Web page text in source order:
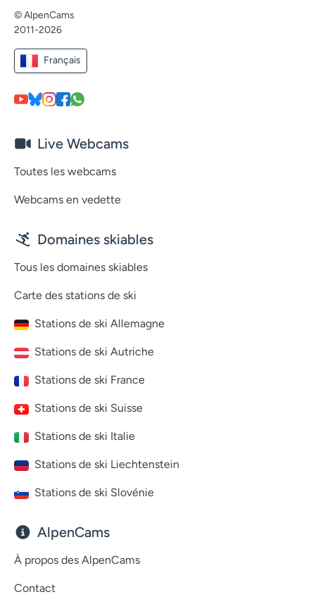
© AlpenCams
2011-2026
Français
Live Webcams
Toutes les webcams
Webcams en vedette
Domaines skiables
Tous les domaines skiables
Carte des stations de ski
Stations de ski Allemagne
Stations de ski Autriche
Stations de ski France
Stations de ski Suisse
Stations de ski Italie
Stations de ski Liechtenstein
Stations de ski Slovénie
AlpenCams
À propos des AlpenCams
Contact